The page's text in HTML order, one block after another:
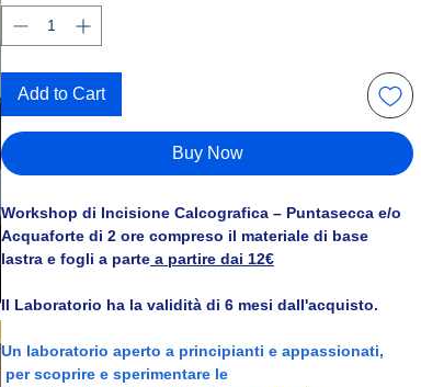
Add to Cart
Buy Now
Workshop di Incisione Calcografica – Puntasecca e/o
Acquaforte di 2 ore compreso il materiale di base
lastra e fogli a parte a partire dai 12€
Il Laboratorio ha la validità di 6 mesi dall'acquisto.
Un laboratorio aperto a principianti e appassionati,
per scoprire e sperimentare le